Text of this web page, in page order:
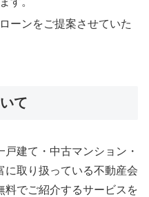
ーンをご提案させていた
て
建て・中古マンション・
に取り扱っている不動産会
料でご紹介するサービスを